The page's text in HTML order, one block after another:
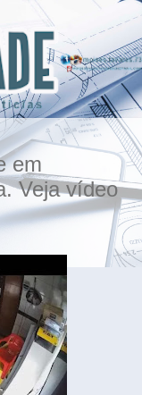
em
Veja vídeo